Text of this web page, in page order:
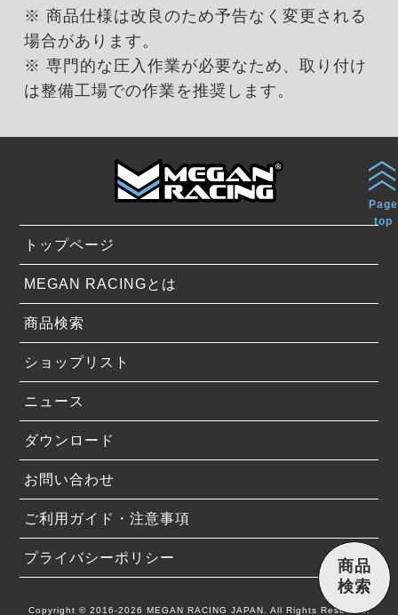
※ 商品仕様は改良のため予告なく変更される
場合があります。
※ 専門的な圧入作業が必要なため、取り付け
は整備工場での作業を推奨します。
トップページ
MEGAN RACINGとは
商品検索
ショップリスト
ニュース
ダウンロード
お問い合わせ
ご利用ガイド・注意事項
プライバシーポリシー
Copyright © 2016-2026 MEGAN RACING JAPAN. All Rights Reserved.
Page
top
商品
検索